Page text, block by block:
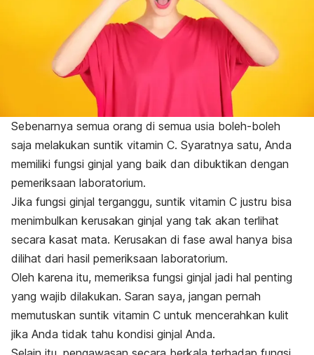
Sebenarnya semua orang di semua usia boleh-boleh
saja melakukan suntik vitamin C. Syaratnya satu, Anda
memiliki fungsi ginjal yang baik dan dibuktikan dengan
pemeriksaan laboratorium.
Jika fungsi ginjal terganggu, suntik vitamin C justru bisa
menimbulkan kerusakan ginjal yang tak akan terlihat
secara kasat mata. Kerusakan di fase awal hanya bisa
dilihat dari hasil pemeriksaan laboratorium.
Oleh karena itu, memeriksa fungsi ginjal jadi hal penting
yang wajib dilakukan. Saran saya, jangan pernah
memutuskan suntik vitamin C untuk mencerahkan kulit
jika Anda tidak tahu kondisi ginjal Anda.